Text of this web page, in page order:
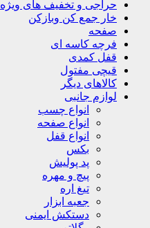
حراجی و تخفیف های ویژه
خار جمع کن وبازکن
صفحه
فرچه کاسه ای
قفل کمدی
قیچی مفتول
کالاهای دیگر
لوازم جانبی
انواع چسب
انواع صفحه
انواع قفل
بکس
پد پولیش
پیچ و مهره
تیغ اره
جعبه ابزار
دستکش ایمنی